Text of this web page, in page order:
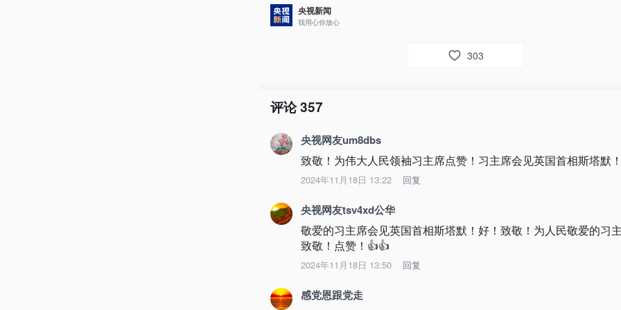
央视新闻
我用心你放心
303
评论357
央视网友um8dbs
致敬！为伟大人民领袖习主席点赞！习主席会见英国首相斯塔默！
2024年11月18日 13:22 回复
央视网友tsv4xd公华
敬爱的习主席会见英国首相斯塔默！好！致敬！为人民敬爱的习
致敬！点赞！👍👍
2024年11月18日 13:50 回复
感党恩跟党走